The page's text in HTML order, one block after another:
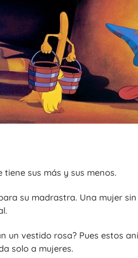
sus más y sus menos.
su madrastra. Una mujer
un vestido rosa? Pues estos
solo a mujeres.